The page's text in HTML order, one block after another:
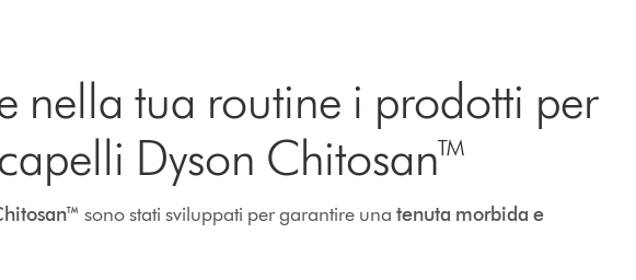
nella tua routine i prodotti per
Dyson Chitosan™
sono stati sviluppati per garantire una tenuta morbida e